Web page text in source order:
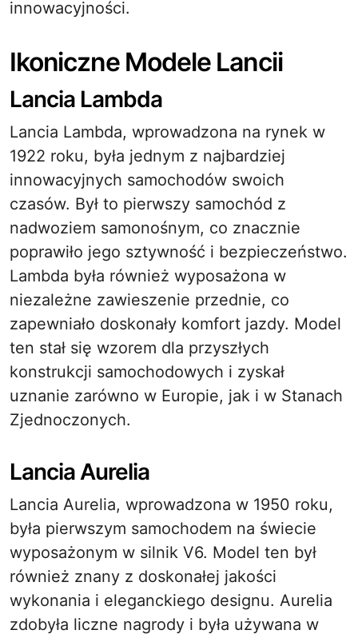
innowacyjności.
Ikoniczne Modele Lancii
Lancia Lambda
Lancia Lambda, wprowadzona na rynek w
1922 roku, była jednym z najbardziej
innowacyjnych samochodów swoich
czasów. Był to pierwszy samochód z
nadwoziem samonośnym, co znacznie
poprawiło jego sztywność i bezpieczeństwo.
Lambda była również wyposażona w
niezależne zawieszenie przednie, co
zapewniało doskonały komfort jazdy. Model
ten stał się wzorem dla przyszłych
konstrukcji samochodowych i zyskał
uznanie zarówno w Europie, jak i w Stanach
Zjednoczonych.
Lancia Aurelia
Lancia Aurelia, wprowadzona w 1950 roku,
była pierwszym samochodem na świecie
wyposażonym w silnik V6. Model ten był
również znany z doskonałej jakości
wykonania i eleganckiego designu. Aurelia
zdobyła liczne nagrody i była używana w